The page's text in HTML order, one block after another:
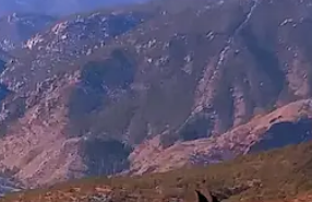
またはスワイプして検索結果を確認する